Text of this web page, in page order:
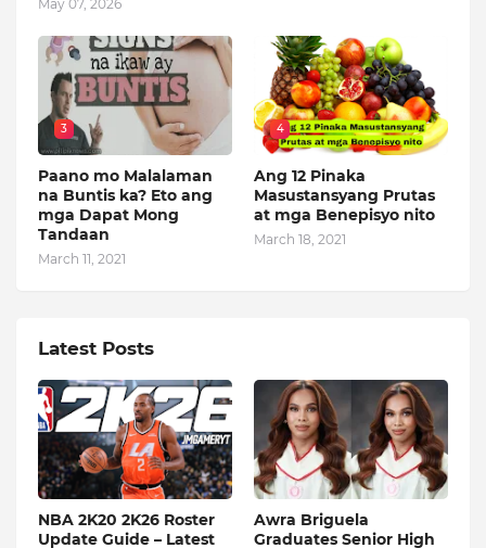
May 07, 2026
3
Paano mo Malalaman
na Buntis ka? Eto ang
mga Dapat Mong
Tandaan
March 11, 2021
4
Ang 12 Pinaka
Masustansyang Prutas
at mga Benepisyo nito
March 18, 2021
Latest Posts
NBA 2K20 2K26 Roster
Update Guide – Latest
Awra Briguela
Graduates Senior High